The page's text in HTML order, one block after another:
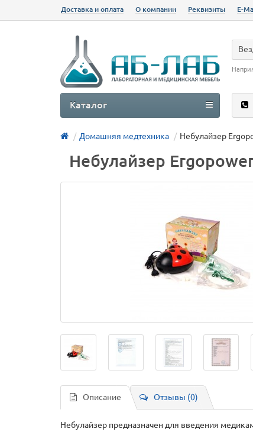
Доставка и оплата О компании Реквизиты E-
Каталог
Домашняя медтехника Небулайзер
Небулайзер
Описание Отзывы (0)
Небулайзер предназначен для введения